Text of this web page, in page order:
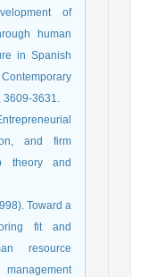
of
human
in Spanish
3609-3631.
and firm
theory and
Toward a
fit and
resource